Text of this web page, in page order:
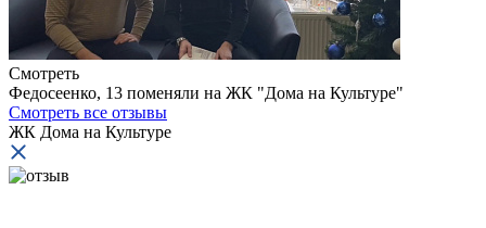
Смотреть
Федосеенко, 13 поменяли на ЖК "Дома на Культуре"
Смотреть все отзывы
ЖК Дома на Культуре